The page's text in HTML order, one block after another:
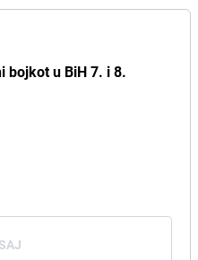
bojkot u BiH 7. i 8.